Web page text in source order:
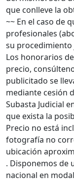
que conlleve la
~~ En el caso de
profesionales
su procedimiento
Los honorarios
precio,
publicitado se
mediante cesión
Subasta Judicial
que exista la
Precio no está
fotografía no
ubicación
. Disponemos de
nacional en